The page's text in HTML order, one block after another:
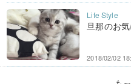
旦那のお
2018/02/02